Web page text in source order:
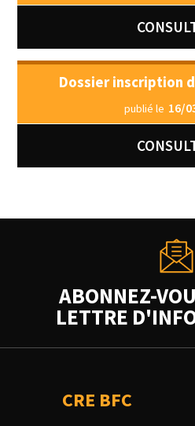
Dossier inscription
publié le 16/
ABONNEZ-
LETTRE
CRE BFC